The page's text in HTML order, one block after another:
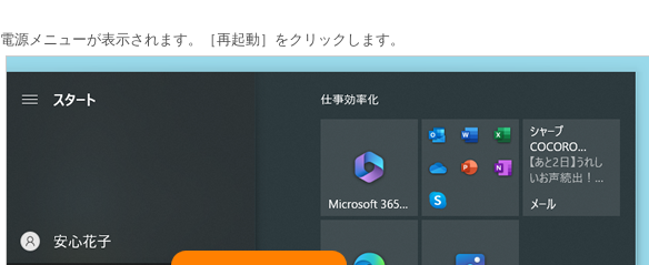
電源メニューが表示されます。［再起動］をクリックします。